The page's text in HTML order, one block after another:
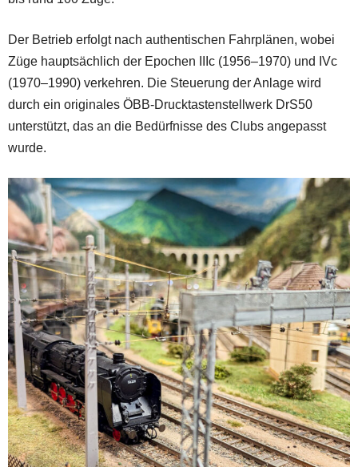
Der Betrieb erfolgt nach authentischen Fahrplänen, wobei
Züge hauptsächlich der Epochen IIIc (1956–1970) und IVc
(1970–1990) verkehren. Die Steuerung der Anlage wird
durch ein originales ÖBB-Drucktastenstellwerk DrS50
unterstützt, das an die Bedürfnisse des Clubs angepasst
wurde.